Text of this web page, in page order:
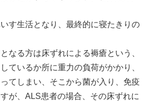
す生活となり、最終的に寝たきりの
なる方は床ずれによる褥瘡という、
ているか所に重力の負荷がかかり、
てしまい、そこから菌が入り、免疫
が、ALS患者の場合、その床ずれに